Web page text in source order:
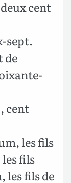
cent
sept.
de
cent
les fils
fils
les fils de